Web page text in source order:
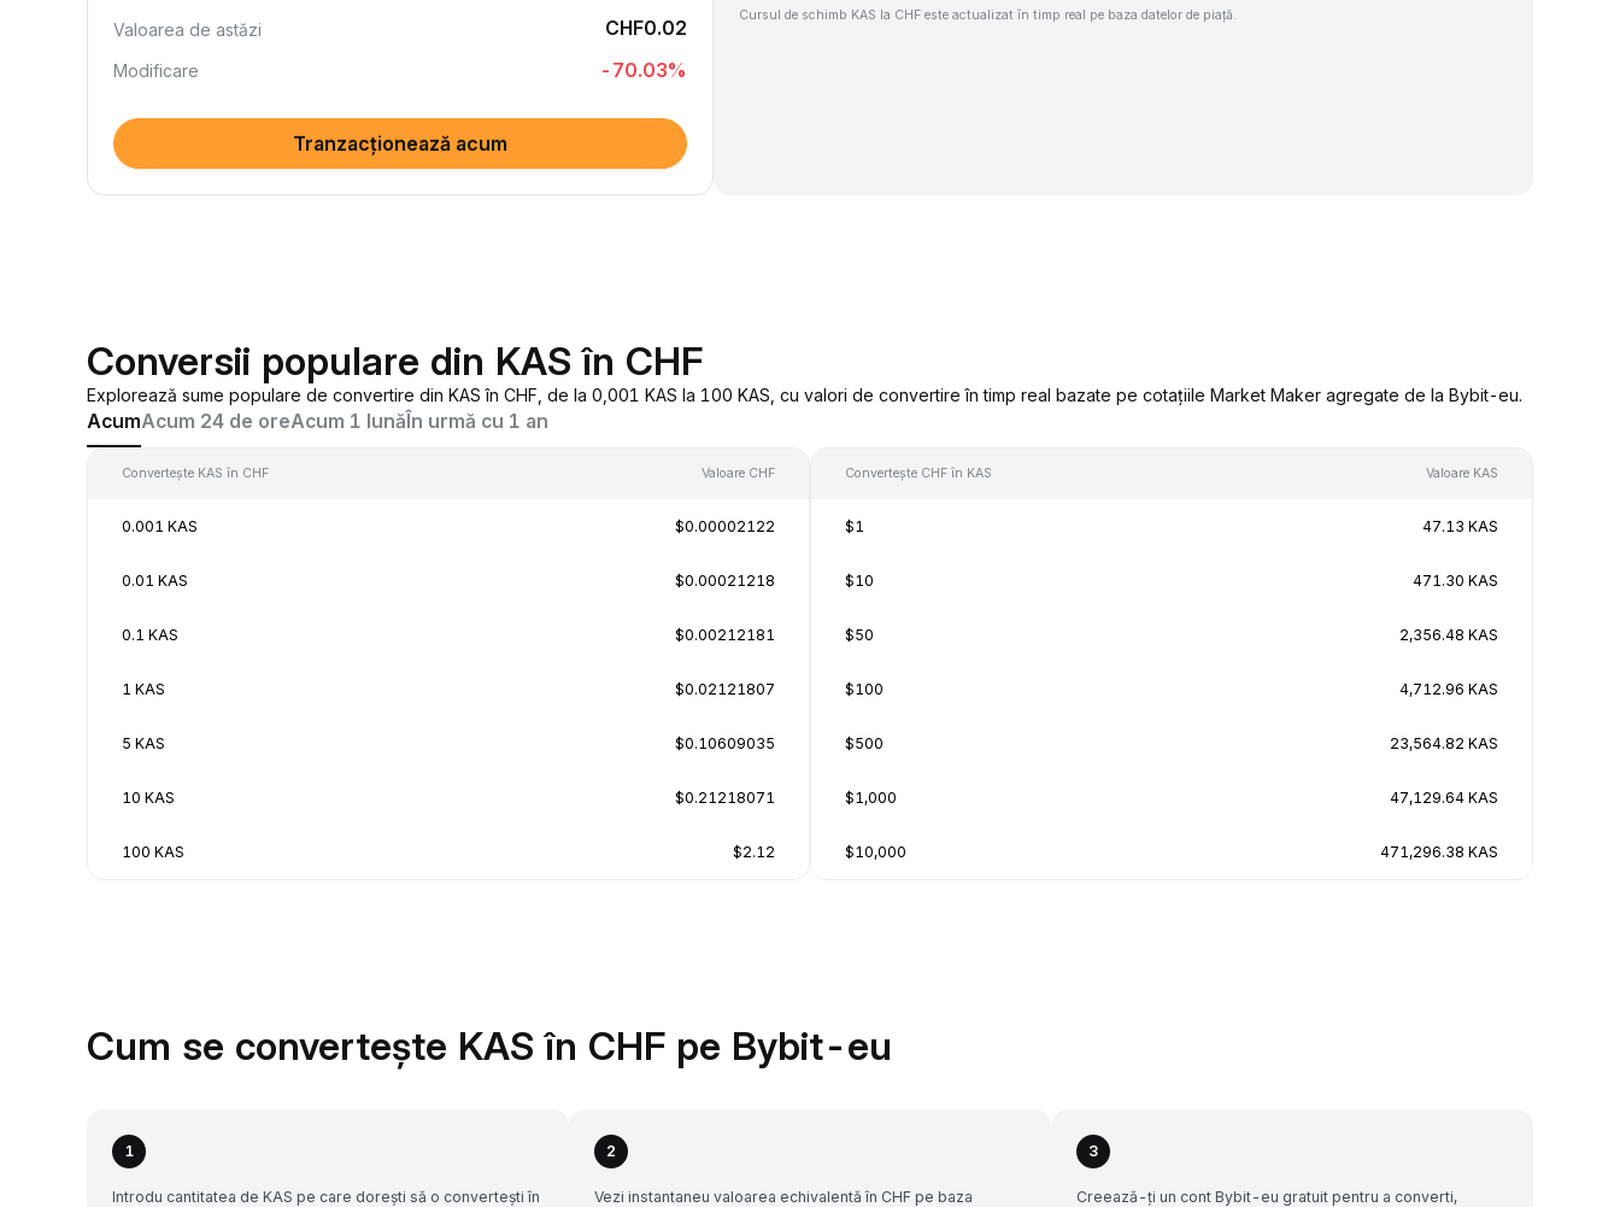
Valoarea de astăzi CHF0.02
Modificare -70.03%
Tranzacționează acum
Cursul de schimb KAS la CHF este actualizat în timp real pe baza datelor de piață.
Conversii populare din KAS în CHF
Explorează sume populare de convertire din KAS în CHF, de la 0,001 KAS la 100 KAS, cu valori de convertire în timp real bazate pe cotațiile Market Maker agregate de la Bybit-eu.
AcumAcum 24 de oreAcum 1 lunăÎn urmă cu 1 an
Convertește KAS în CHF Valoare CHF
0.001 KAS $0.00002122
0.01 KAS $0.00021218
0.1 KAS $0.00212181
1 KAS $0.02121807
5 KAS $0.10609035
10 KAS $0.21218071
100 KAS $2.12
Convertește CHF în KAS Valoare KAS
$1 47.13 KAS
$10 471.30 KAS
$50 2,356.48 KAS
$100 4,712.96 KAS
$500 23,564.82 KAS
$1,000 47,129.64 KAS
$10,000 471,296.38 KAS
Cum se convertește KAS în CHF pe Bybit-eu
1
Introdu cantitatea de KAS pe care dorești să o convertești în
2
Vezi instantaneu valoarea echivalentă în CHF pe baza
3
Creează-ți un cont Bybit-eu gratuit pentru a converti,